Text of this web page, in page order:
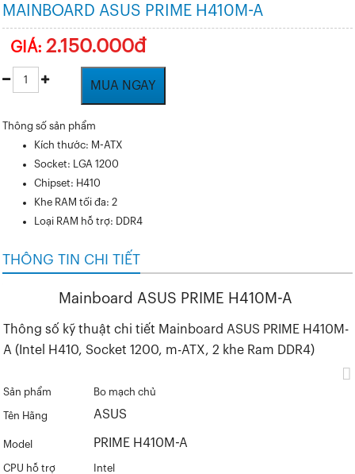
MAINBOARD ASUS PRIME H410M-A
GIÁ: 2.150.000đ
MUA NGAY
Thông số sản phẩm
Kích thước: M-ATX
Socket: LGA 1200
Chipset: H410
Khe RAM tối đa: 2
Loại RAM hỗ trợ: DDR4
THÔNG TIN CHI TIẾT
Mainboard ASUS PRIME H410M-A
Thông số kỹ thuật chi tiết Mainboard ASUS PRIME H410M-
A (Intel H410, Socket 1200, m-ATX, 2 khe Ram DDR4)
Sản phẩm Bo mạch chủ
Tên Hãng ASUS
Model PRIME H410M-A
CPU hỗ trợ Intel